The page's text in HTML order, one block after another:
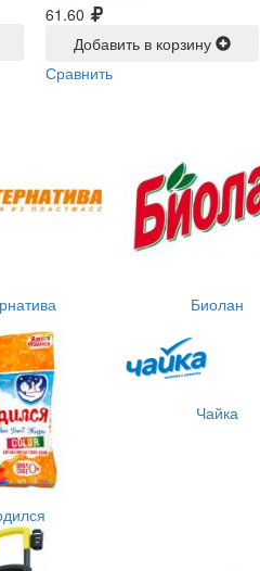
61.60
Добавить в корзину
Сравнить
Биолан
Чайка